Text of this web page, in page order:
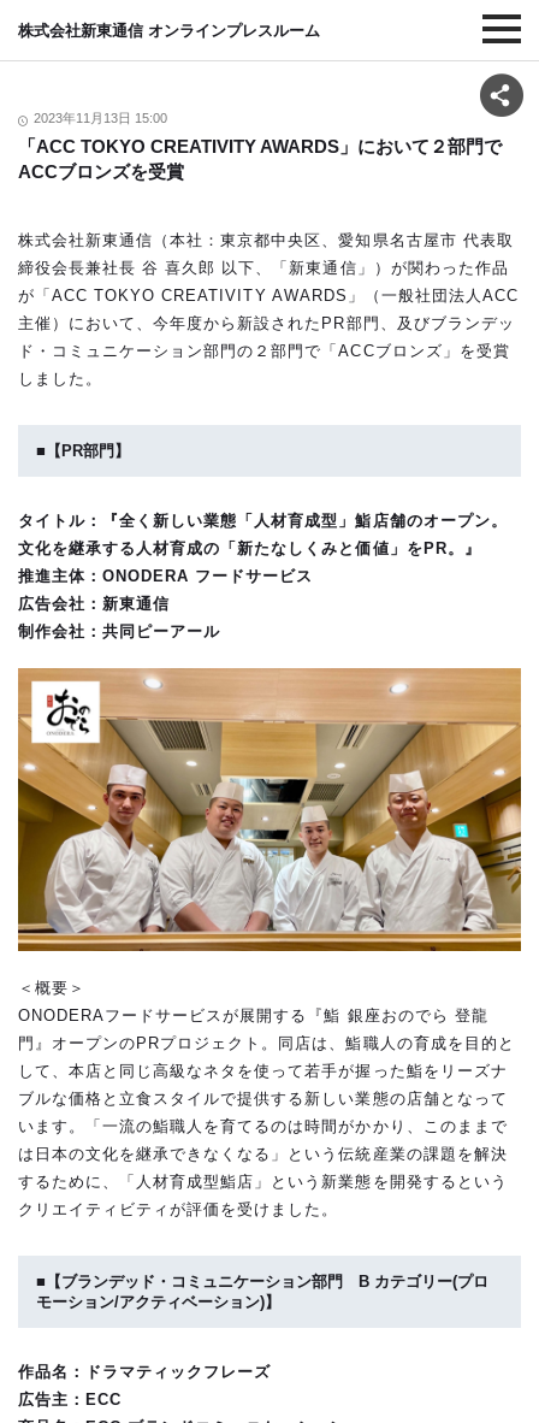
株式会社新東通信 オンラインプレスルーム
2023年11月13日 15:00
「ACC TOKYO CREATIVITY AWARDS」において２部門で
ACCブロンズを受賞
株式会社新東通信（本社：東京都中央区、愛知県名古屋市 代表取
締役会⻑兼社⻑ ⾕ 喜久郎 以下、「新東通信」）が関わった作品
が「ACC TOKYO CREATIVITY AWARDS 」（一般社団法人 ACC
主催）において、今年度から新設された PR部門、及びブランデッ
ド・コミュニケーション部門の２部門で「ACCブロンズ」を受賞
しました。
■【 PR部門】
タイトル：『全く新しい業態「人材育成型」鮨店舗のオープン。
文化を継承する人材育成の「新たなしくみと価値」を PR。』
推進主体：ONODERA フードサービス
広告会社：新東通信
制作会社：共同ピーアール
＜概要＞
ONODERAフードサービスが展開する『鮨 銀座おのでら 登龍
門』オープンのPRプロジェクト。同店は、鮨職人の育成を目的と
して、本店と同じ高級なネタを使って若手が握った鮨をリーズナ
ブルな価格と立食スタイルで提供する新しい業態の店舗となって
います。「一流の鮨職人を育てるのは時間がかかり、このままで
は日本の文化を継承できなくなる」という伝統産業の課題を解決
するために、「人材育成型鮨店」という新業態を開発するという
クリエイティビティが評価を受けました。
■【ブランデッド・コミュニケーション部門 B カテゴリー(プロ
モーション/アクティベーション)】
作品名：ドラマティックフレーズ
広告主：ECC